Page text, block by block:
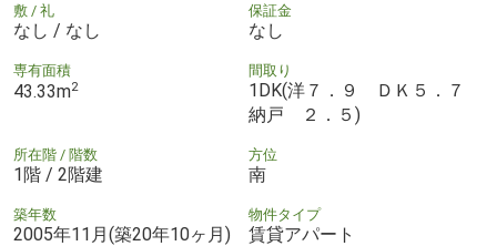
敷 / 礼
なし / なし
保証金
なし
専有面積
43.33m2
間取り
1DK(洋７．９ ＤＫ５．７
納戸 ２．５)
所在階 / 階数
1階 / 2階建
方位
南
築年数
2005年11月(築20年10ヶ月)
物件タイプ
賃貸アパート